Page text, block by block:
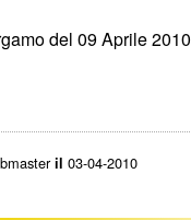
del 09 Aprile 2010
il 03-04-2010